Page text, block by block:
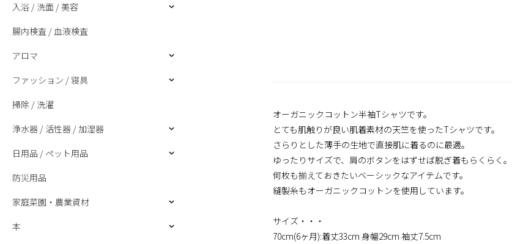
入浴 / 洗面 / 美容
腸内検査 / 血液検査
アロマ
ファッション / 寝具
掃除 / 洗濯
浄水器 / 活性器 / 加湿器
日用品 / ペット用品
防災用品
家庭菜園・農業資材
本
オーガニックコットン半袖Tシャツです。
とても肌触りが良い肌着素材の天竺を使ったTシャツです。
さらりとした薄手の生地で直接肌に着るのに最適。
ゆったりサイズで、肩のボタンをはずせば脱ぎ着もらくらく。
何枚も揃えておきたいベーシックなアイテムです。
縫製糸もオーガニックコットンを使用しています。
サイズ・・・
70cm(6ヶ月):着丈33cm 身幅29cm 袖丈7.5cm